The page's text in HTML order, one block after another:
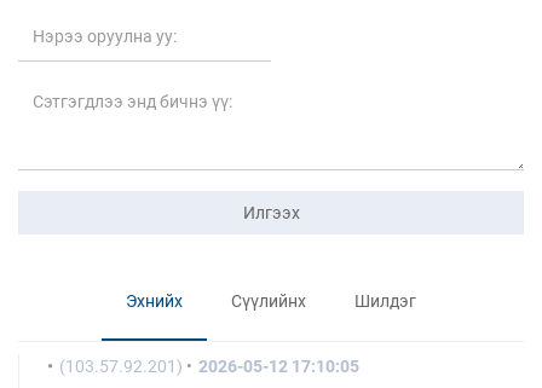
Илгээх
Эхнийх Сүүлийнх Шилдэг
(103.57.92.201)
2026-05-12 17:10:05